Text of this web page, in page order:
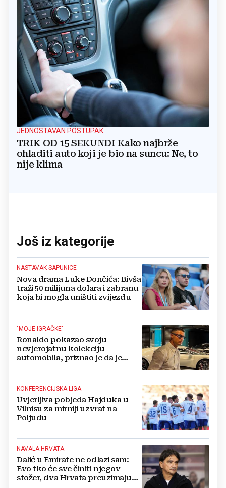
JEDNOSTAVAN POSTUPAK
TRIK OD 15 SEKUNDI Kako najbrže
ohladiti auto koji je bio na suncu: Ne, to
nije klima
Još iz kategorije
NASTAVAK SAPUNICE
Nova drama Luke Dončića: Bivša
traži 50 milijuna dolara i zabranu
koja bi mogla uništiti zvijezdu
"MOJE IGRAČKE"
Ronaldo pokazao svoju
nevjerojatnu kolekciju
automobila, priznao je da je
KONFERENCIJSKA LIGA
Uvjerljiva pobjeda Hajduka u
Vilnisu za mirniji uzvrat na
Poljudu
NAVALA HRVATA
Dalić u Emirate ne odlazi sam:
Evo tko će sve činiti njegov
stožer, dva Hrvata preuzimaju